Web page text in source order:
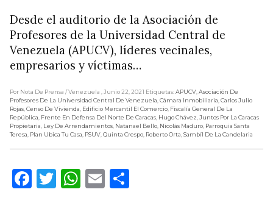
Desde el auditorio de la Asociación de
Profesores de la Universidad Central de
Venezuela (APUCV), líderes vecinales,
empresarios y víctimas…
Por Nota De Prensa / Venezuela , Junio 22, 2021 Etiquetas:APUCV,Asociación De
Profesores De La Universidad Central De Venezuela,Cámara Inmobiliaria,Carlos Julio
Rojas,Censo De Vivienda, Edificio Mercantil El Comercio, Fiscalía General De La
República, Frente En Defensa Del Norte De Caracas, Hugo Chávez,Juntos Por La Caracas
Propietaria, Ley De Arrendamientos, Natanael Bello, Nicolás Maduro, Parroquia Santa
Teresa, Plan Ubica Tu Casa, PSUV,Quinta Crespo, Roberto Orta,Sambíl De La Candelaria
Facebook
Twitter
WhatsApp
Email